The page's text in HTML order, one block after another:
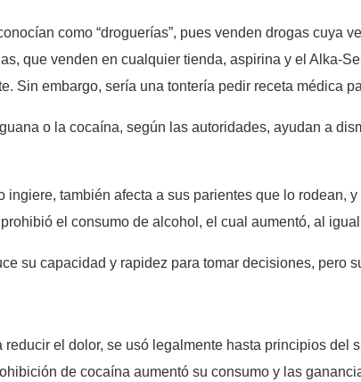
como “droguerías”, pues venden drogas cuya
que venden en cualquier tienda, aspirina y el Alka-
Sin embargo, sería una tontería pedir receta médica
o la cocaína, según las autoridades, ayudan a
ingiere, también afecta a sus parientes que lo rodean,
el consumo de alcohol, el cual aumentó, al
su capacidad y rapidez para tomar decisiones, pero
el dolor, se usó legalmente hasta principios del
de cocaína aumentó su consumo y las